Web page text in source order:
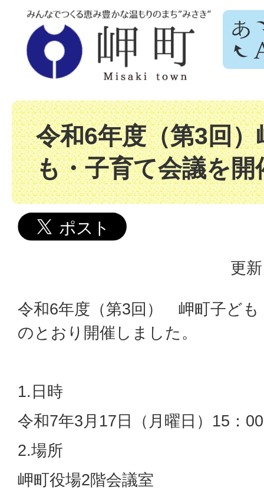
令和6年度（第3回）
も・子育て会議を開
更
令和6年度（第3回） 岬町子ども
のとおり開催しました。
1.日時
令和7年3月17日（月曜日）15：
2.場所
岬町役場2階会議室